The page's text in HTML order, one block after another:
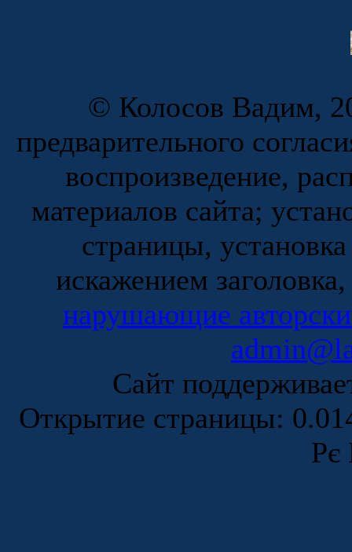
© Колосов Вадим,
предварительного
воспроизведение,
материалов сайта;
страницы,
искажением
нарушающие
Сайт
Открытие страницы:
Рє